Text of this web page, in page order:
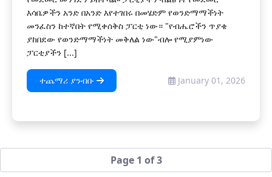
እሳቤዎችን አንድ በአንድ እየተገበሩ በመሄድም የወንድማማችነት
መንፈስን ከተኛበት የሚቀሰቅስ ፓርቲ ነው። "የብሔሮችን ጥያቄ
ያከበደው የወንድማማችነት መቅለል ነው"ብሎ የሚያምነው
ፓርቲያችን [...]
ተጨማሪ ያንብቡ January 01, 2026
Page 1 of 3